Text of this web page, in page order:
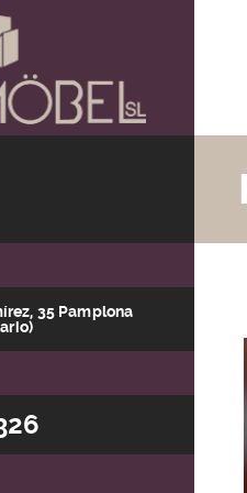
35 Pamplona